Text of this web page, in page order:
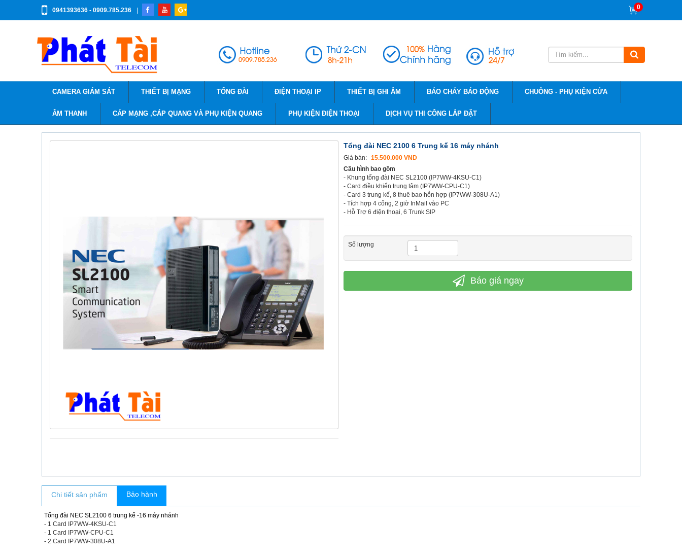
0941393636 - 0909.785.236 0
CAMERA GIÁM SÁT THIẾT BỊ MẠNG TỔNG ĐÀI ĐIỆN THOẠI IP THIẾT BỊ GHI ÂM BÁO CHÁY BÁO ĐỘNG CHUÔNG - PHỤ KIỆN CỬA
ÂM THANH CÁP MẠNG ,CÁP QUANG VÀ PHỤ KIỆN QUANG PHỤ KIỆN ĐIỆN THOẠI DỊCH VỤ THI CÔNG LẮP ĐẶT
Tổng đài NEC 2100 6 Trung kế 16 máy nhánh
Giá bán: 15.500.000 VND
Cầu hình bao gồm
- Khung tổng đài NEC SL2100 (IP7WW-4KSU-C1)
- Card điều khiển trung tâm (IP7WW-CPU-C1)
- Card 3 trung kế, 8 thuê bao hỗn hợp (IP7WW-308U-A1)
- Tích hợp 4 cổng, 2 giờ InMail vào PC
- Hỗ Trợ 6 điện thoại, 6 Trunk SIP
Số lượng
Báo giá ngay
Chi tiết sản phẩm Bảo hành
Tổng đài NEC SL2100 6 trung kế -16 máy nhánh
- 1 Card IP7WW-4KSU-C1
- 1 Card IP7WW-CPU-C1
- 2 Card IP7WW-308U-A1